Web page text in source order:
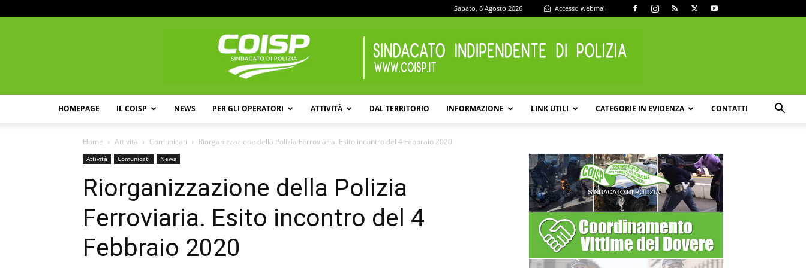
Sabato, 8 Agosto 2026 Accesso webmail
HOMEPAGE IL COISP NEWS PER GLI OPERATORI ATTIVITÀ DAL TERRITORIO INFORMAZIONE LINK UTILI CATEGORIE IN EVIDENZA CONTATTI
Home Attività Comunicati Riorganizzazione della Polizia Ferroviaria. Esito incontro del 4 Febbraio 2020
Attività Comunicati News
Riorganizzazione della Polizia
Ferroviaria. Esito incontro del 4
Febbraio 2020